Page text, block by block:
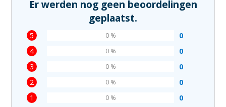
Er werden nog geen beoordelingen
geplaatst.
5 0
0 %
4 0
0 %
3 0
0 %
2 0
0 %
1 0
0 %